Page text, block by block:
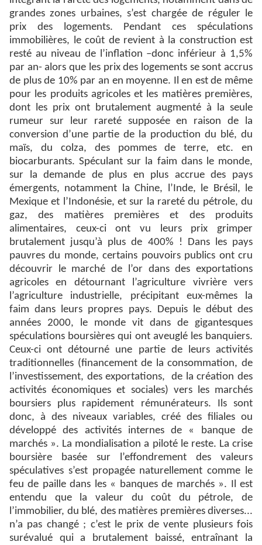
grandes zones urbaines, s’est chargée de réguler le
prix des logements. Pendant ces spéculations
immobilières, le coût de revient à la construction est
resté au niveau de l’inflation –donc inférieur à 1,5%
par an- alors que les prix des logements se sont accrus
de plus de 10% par an en moyenne. Il en est de même
pour les produits agricoles et les matières premières,
dont les prix ont brutalement augmenté à la seule
rumeur sur leur rareté supposée en raison de la
conversion d’une partie de la production du blé, du
maïs, du colza, des pommes de terre, etc. en
biocarburants. Spéculant sur la faim dans le monde,
sur la demande de plus en plus accrue des pays
émergents, notamment la Chine, l’Inde, le Brésil, le
Mexique et l’Indonésie, et sur la rareté du pétrole, du
gaz, des matières premières et des produits
alimentaires, ceux-ci ont vu leurs prix grimper
brutalement jusqu’à plus de 400% ! Dans les pays
pauvres du monde, certains pouvoirs publics ont cru
découvrir le marché de l’or dans des exportations
agricoles en détournant l’agriculture vivrière vers
l’agriculture industrielle, précipitant eux-mêmes la
faim dans leurs propres pays. Depuis le début des
années 2000, le monde vit dans de gigantesques
spéculations boursières qui ont aveuglé les banquiers.
Ceux-ci ont détourné une partie de leurs activités
traditionnelles (financement de la consommation, de
l’investissement, des exportations,
de la création des
activités économiques et sociales) vers les marchés
boursiers plus rapidement rémunérateurs. Ils sont
donc, à des niveaux variables, créé des filiales ou
développé des activités internes de « banque de
marchés ». La mondialisation a piloté le reste. La crise
boursière basée sur l’effondrement des valeurs
spéculatives s’est propagée naturellement comme le
feu de paille dans les « banques de marchés ». Il est
entendu que la valeur du coût du pétrole, de
l’immobilier, du blé, des matières premières diverses...
n’a pas changé ; c’est le prix de vente plusieurs fois
surévalué qui a brutalement baissé, entraînant la